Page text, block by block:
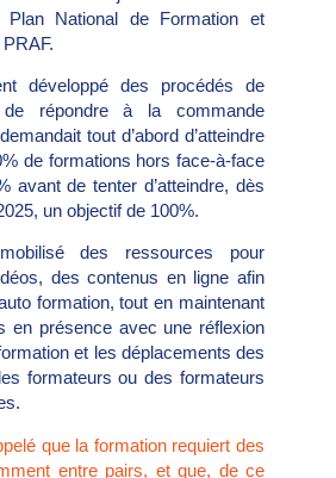
National de Formation et
développé des procédés de
répondre à la commande
tout d’abord d’atteindre
de formations hors face-à-face
avant de tenter d’atteindre, dès
un objectif de 100%.
des ressources pour
des contenus en ligne afin
formation, tout en maintenant
en présence avec une réflexion
et les déplacements des
formateurs ou des formateurs
que la formation requiert des
entre pairs, et que, de ce